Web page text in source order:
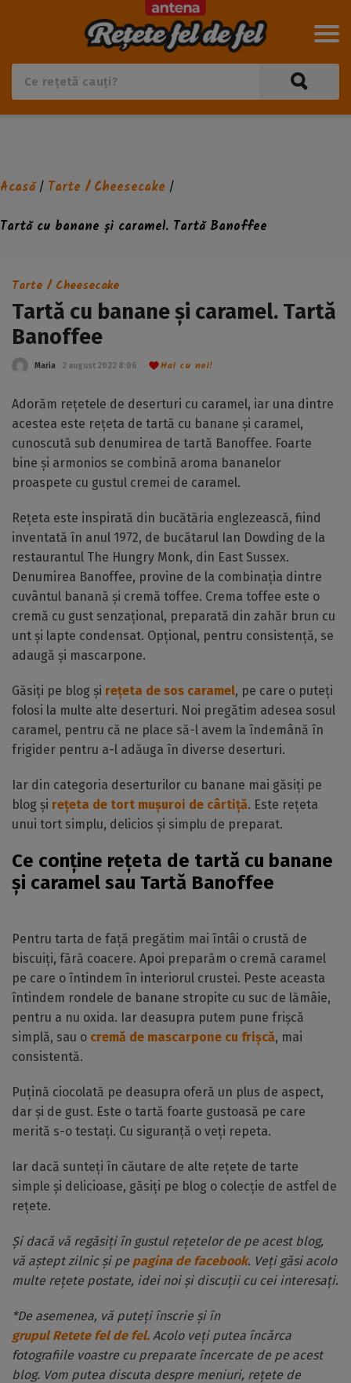
Acasă/ Tarte / Cheesecake /
Tartă cu banane și caramel. Tartă Banoffee
Tarte / Cheesecake
Tartă cu banane și caramel. Tartă
Banoffee
Maria 2 august 2022 8:06 Hai cu noi!
Adorăm rețetele de deserturi cu caramel, iar una dintre
acestea este rețeta de tartă cu banane și caramel,
cunoscută sub denumirea de tartă Banoffee. Foarte
bine și armonios se combină aroma bananelor
proaspete cu gustul cremei de caramel.
Rețeta este inspirată din bucătăria englezească, fiind
inventată în anul 1972, de bucătarul Ian Dowding de la
restaurantul The Hungry Monk, din East Sussex.
Denumirea Banoffee, provine de la combinația dintre
cuvântul banană și cremă toffee. Crema toffee este o
cremă cu gust senzațional, preparată din zahăr brun cu
unt și lapte condensat. Opțional, pentru consistență, se
adaugă și mascarpone.
Găsiți pe blog și rețeta de sos caramel, pe care o puteți
folosi la multe alte deserturi. Noi pregătim adesea sosul
caramel, pentru că ne place să-l avem la îndemână în
frigider pentru a-l adăuga în diverse deserturi.
Iar din categoria deserturilor cu banane mai găsiți pe
blog și rețeta de tort mușuroi de cârtiță. Este rețeta
unui tort simplu, delicios și simplu de preparat.
Ce conține rețeta de tartă cu banane
și caramel sau Tartă Banoffee
Pentru tarta de față pregătim mai întâi o crustă de
biscuiți, fără coacere. Apoi preparăm o cremă caramel
pe care o întindem în interiorul crustei. Peste aceasta
întindem rondele de banane stropite cu suc de lămâie,
pentru a nu oxida. Iar deasupra putem pune frișcă
simplă, sau o cremă de mascarpone cu frișcă, mai
consistentă.
Puțină ciocolată pe deasupra oferă un plus de aspect,
dar și de gust. Este o tartă foarte gustoasă pe care
merită s-o testați. Cu siguranță o veți repeta.
Iar dacă sunteți în căutare de alte rețete de tarte
simple și delicioase, găsiți pe blog o colecție de astfel de
rețete.
Și dacă vă regăsiți în gustul rețetelor de pe acest blog,
vă aștept zilnic și pe pagina de facebook. Veți găsi acolo
multe rețete postate, idei noi și discuții cu cei interesați.
*De asemenea, vă puteți înscrie și în
grupul Retete fel de fel. Acolo veți putea încărca
fotografiile voastre cu preparate încercate de pe acest
blog. Vom putea discuta despre meniuri, rețete de